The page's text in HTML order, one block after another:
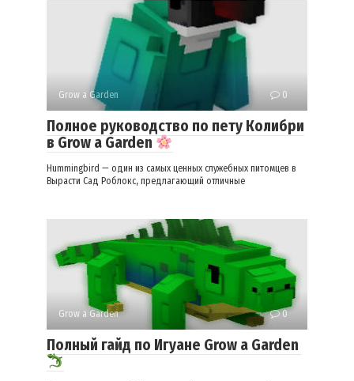
Grow a Garden 0
Полное руководство по пету Колибри
в Grow a Garden
Hummingbird — один из самых ценных служебных питомцев в
Вырасти Сад Роблокс, предлагающий отличные
Grow a Garden 0
Полный гайд по Игуане Grow a Garden